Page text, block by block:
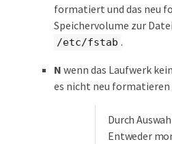
formatiert und das neu
Speichervolume zur
/etc/fstab .
N wenn das Laufwerk
es nicht neu
Durch
Entweder